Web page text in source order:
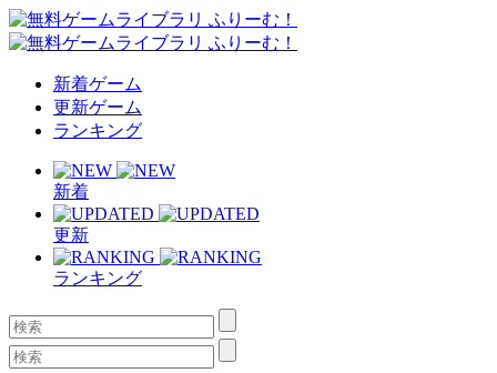
新着ゲーム
更新ゲーム
ランキング
新着
更新
ランキング